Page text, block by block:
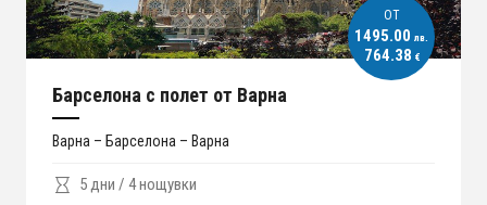
ОT
1495.00 лв.
764.38 €
Барселона с полет от Варна
Варна – Барселона – Варна
5 дни / 4 нощувки